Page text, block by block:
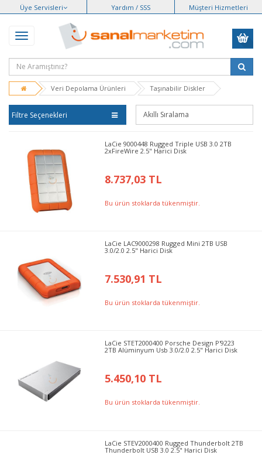
Üye Servisleri Yardım / SSS Müşteri Hizmetleri
Veri Depolama Ürünleri Taşınabilir Diskler
Filtre Seçenekleri
LaCie 9000448 Rugged Triple USB 3.0 2TB
2xFireWire 2.5" Harici Disk
8.737,03 TL
Bu ürün stoklarda tükenmiştir.
LaCie LAC9000298 Rugged Mini 2TB USB
3.0/2.0 2.5" Harici Disk
7.530,91 TL
Bu ürün stoklarda tükenmiştir.
LaCie STET2000400 Porsche Design P'9223
2TB Alüminyum Usb 3.0/2.0 2.5" Harici Disk
5.450,10 TL
Bu ürün stoklarda tükenmiştir.
LaCie STEV2000400 Rugged Thunderbolt 2TB
Thunderbolt USB 3.0 2.5" Harici Disk